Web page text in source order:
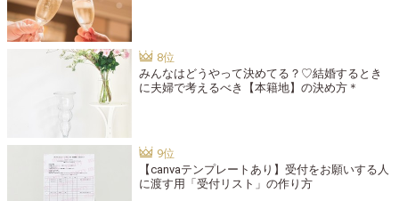
みんなはどうやって決めてる？♡結婚するとき
に夫婦で考えるべき【本籍地】の決め方＊
【canvaテンプレートあり】受付をお願いする人
に渡す用「受付リスト」の作り方